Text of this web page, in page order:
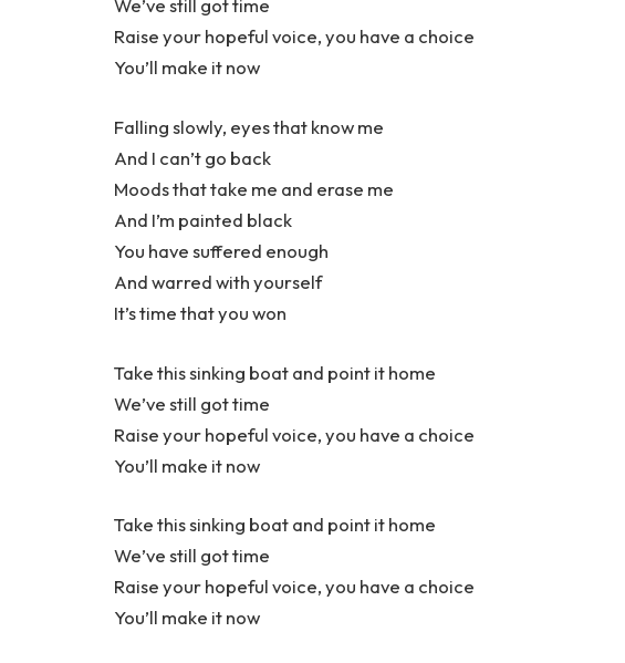
We’ve still got time
Raise your hopeful voice, you have a choice
You’ll make it now
Falling slowly, eyes that know me
And I can’t go back
Moods that take me and erase me
And I’m painted black
You have suffered enough
And warred with yourself
It’s time that you won
Take this sinking boat and point it home
We’ve still got time
Raise your hopeful voice, you have a choice
You’ll make it now
Take this sinking boat and point it home
We’ve still got time
Raise your hopeful voice, you have a choice
You’ll make it now